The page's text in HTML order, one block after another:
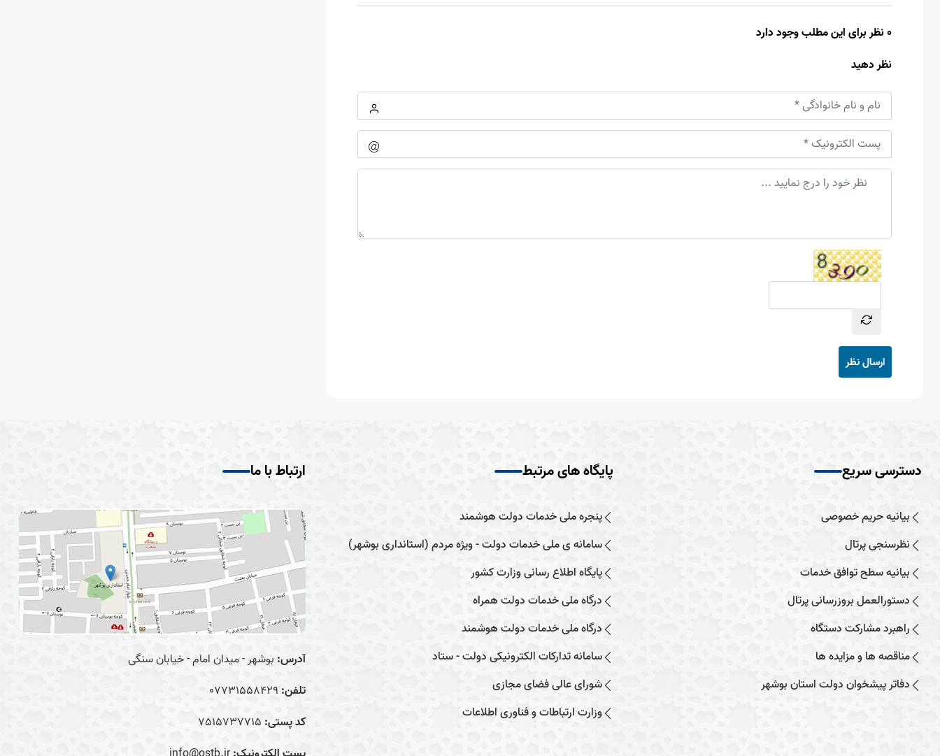
0 نظر برای این مطلب وجود دارد
نظر دهید
ارسال نظر
دسترسی سریع
بیانیه حریم خصوصی
نظرسنجی پرتال
بیانیه سطح توافق خدمات
دستورالعمل بروزرسانی پرتال
راهبرد مشارکت دستگاه
مناقصه ها و مزایده ها
دفاتر پیشخوان دولت استان بوشهر
پایگاه های مرتبط
پنجره ملی خدمات دولت هوشمند
سامانه ی ملی خدمات دولت - ویژه مردم (استانداری بوشهر)
پایگاه اطلاع رسانی وزارت کشور
درگاه ملی خدمات دولت همراه
درگاه ملی خدمات دولت هوشمند
سامانه تدارکات الکترونیکی دولت - ستاد
شورای عالی فضای مجازی
وزارت ارتباطات و فناوری اطلاعات
ارتباط با ما
آدرس: بوشهر - میدان امام - خیابان سنگی
تلفن: 07731558429
کد پستی: 7515737715